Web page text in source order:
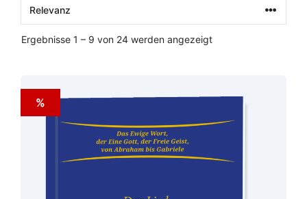
Ergebnisse 1 – 9 von 24 werden angezeigt
%